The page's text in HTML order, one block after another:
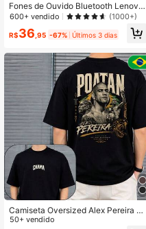
Fones de Ouvido Bluetooth Lenovo
EA166, Cancelamento de Ruído Inte
ligente, Chamadas Ultra-Claras, Fo
nes de Ouvido Bluetooth Sem Fio, Q
butido, À Prova d'Água IPX5, Fones
de Ouvido para Corrida e Esportes,
Baixa Latência
600+ vendido (1000+)
R$36 ,95 -67% Últimos 3 dias
Camiseta Oversized Alex Pereira P
oatan Lutador MMA Streetwear Pre
50+ vendido